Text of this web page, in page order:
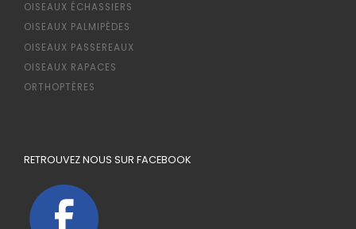
OISEAUX ÉCHASSIERS
OISEAUX PALMIPÈDES
OISEAUX PASSEREAUX
OISEAUX RAPACES
ORTHOPTÈRES
RETROUVEZ NOUS SUR FACEBOOK